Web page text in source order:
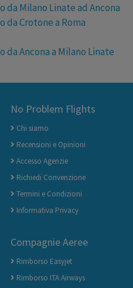
da Milano Linate ad Ancona
da Crotone a Roma
da Ancona a Milano Linate
No Problem Flights
Chi siamo
Recensioni e Opinioni
Accesso Agenzie
Richiedi Convenzione
Termini e Condizioni
Informativa Privacy
Compagnie Aeree
Rimborso Easyjet
Rimborso ITA Airways